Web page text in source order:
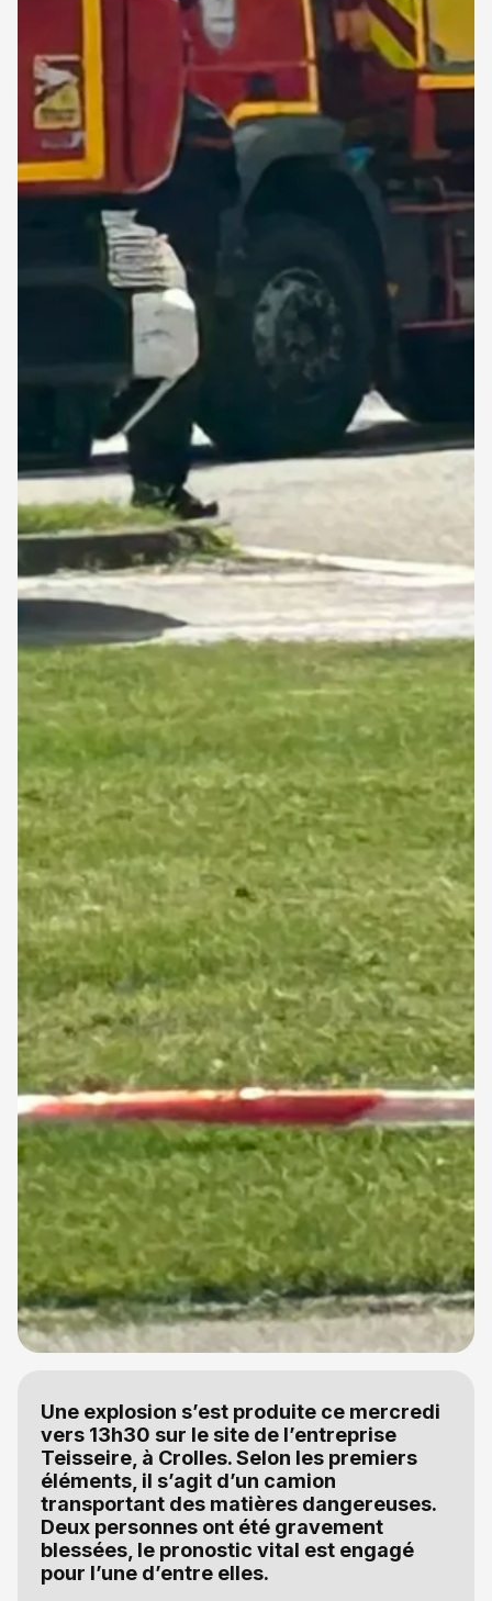
Une explosion s’est produite ce mercredi
vers 13h30 sur le site de l’entreprise
Teisseire, à Crolles. Selon les premiers
éléments, il s’agit d’un camion
transportant des matières dangereuses.
Deux personnes ont été gravement
blessées, le pronostic vital est engagé
pour l’une d’entre elles.